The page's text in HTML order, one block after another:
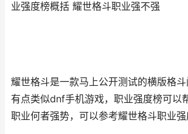
业强度榜概括 耀世格斗职业强不强
耀世格斗是一款马上公开测试的横版格斗
有点类似dnf手机游戏，职业强度榜可以
职业何者强势，可以参考耀世格斗职业强